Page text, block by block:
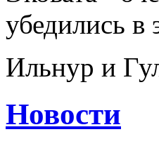
убедились
Ильнур и
Новости